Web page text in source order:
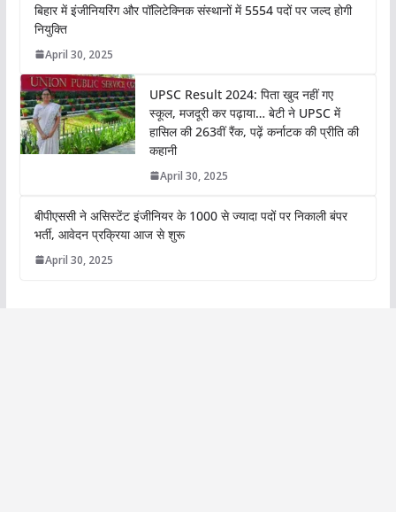
बिहार में इंजीनियरिंग और पॉलिटेक्निक संस्थानों में 5554 पदों पर जल्द होगी
नियुक्ति
April 30, 2025
UPSC Result 2024: पिता खुद नहीं गए
स्कूल, मजदूरी कर पढ़ाया… बेटी ने UPSC में
हासिल की 263वीं रैंक, पढ़ें कर्नाटक की प्रीति की
कहानी
April 30, 2025
बीपीएससी ने असिस्टेंट इंजीनियर के 1000 से ज्यादा पदों पर निकाली बंपर
भर्ती, आवेदन प्रक्रिया आज से शुरू
April 30, 2025